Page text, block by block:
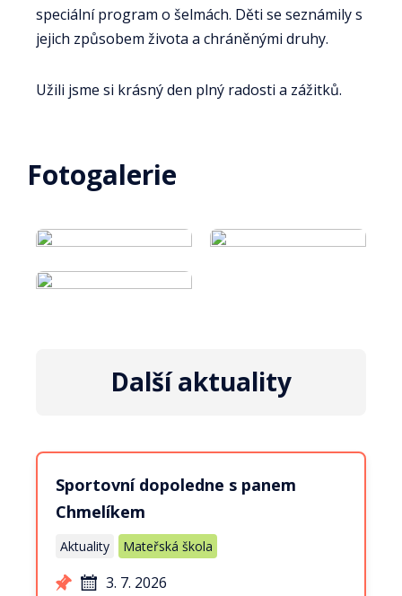
speciální program o šelmách. Děti se seznámily s
jejich způsobem života a chráněnými druhy.
Užili jsme si krásný den plný radosti a zážitků.
Fotogalerie
Další aktuality
Sportovní dopoledne s panem
Chmelíkem
Aktuality Mateřská škola
3. 7. 2026